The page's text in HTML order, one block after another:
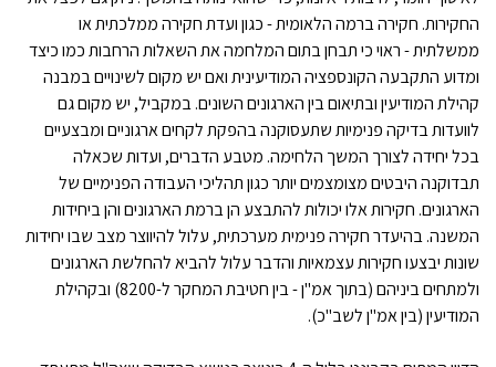
החקירות. חקירה ברמה הלאומית - כגון ועדת חקירה ממלכתית או
ממשלתית - ראוי כי תבחן בתום המלחמה את השאלות הרחבות כמו כיצד
ומדוע התקבעה הקונספציה המודיעינית ואם יש מקום לשינויים במבנה
קהילת המודיעין ובתיאום בין הארגונים השונים. במקביל, יש מקום גם
לוועדות בדיקה פנימיות שתעסוקנה בהפקת לקחים ארגוניים ומבצעיים
בכל יחידה לצורך המשך הלחימה. מטבע הדברים, ועדות שכאלה
תבדוקנה היבטים מצומצמים יותר כגון תהליכי העבודה הפנימיים של
הארגונים. חקירות אלו יכולות להתבצע הן ברמת הארגונים והן ביחידות
המשנה. בהיעדר חקירה פנימית מערכתית, עלול להיווצר מצב שבו יחידות
שונות יבצעו חקירות עצמאיות והדבר עלול להביא להחלשת הארגונים
ולמתחים ביניהם (בתוך אמ"ן - בין חטיבת המחקר ל-8200) ובקהילת
המודיעין (בין אמ"ן לשב"כ).